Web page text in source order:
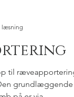
læsning